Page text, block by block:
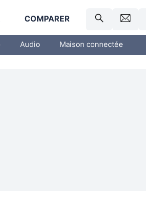
COMPARER
Audio Maison connectée